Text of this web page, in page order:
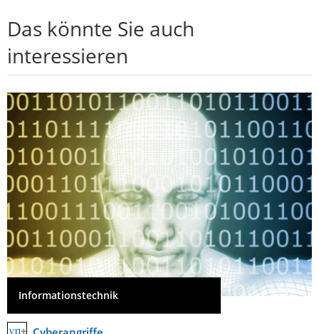
Das könnte Sie auch
interessieren
Informationstechnik